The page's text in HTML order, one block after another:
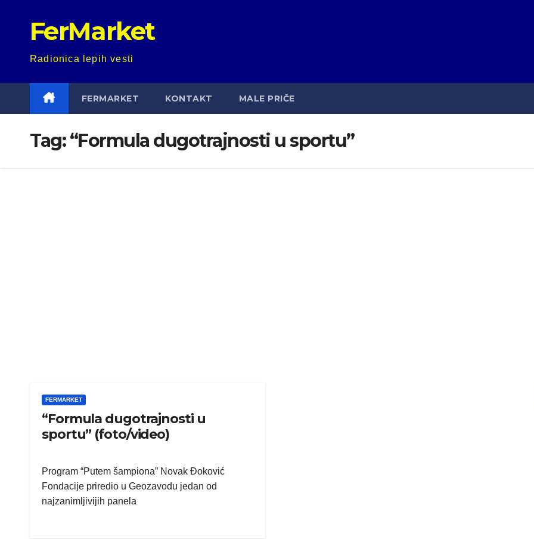
FerMarket
Radionica lepih vesti
FERMARKET KONTAKT MALE PRIČE
Tag:“Formula dugotrajnosti u sportu”
FERMARKET
“Formula dugotrajnosti u
sportu” (foto/video)
Program “Putem šampiona” Novak Đoković
Fondacije priredio u Geozavodu jedan od
najzanimljivijih panela